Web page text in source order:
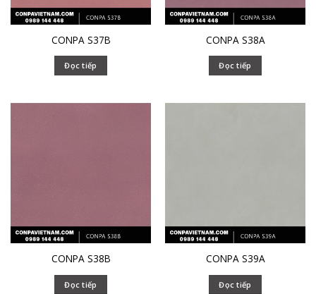
CONPA S37B
Đọc tiếp
CONPA S38A
Đọc tiếp
CONPA S38B
Đọc tiếp
CONPA S39A
Đọc tiếp